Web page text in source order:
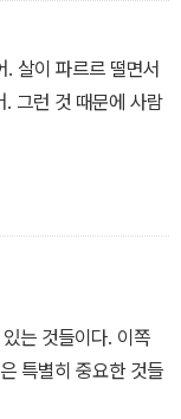
살이 파르르 떨면서
그런 것 때문에 사람
어.”
는 것들이다. 이쪽
특별히 중요한 것들